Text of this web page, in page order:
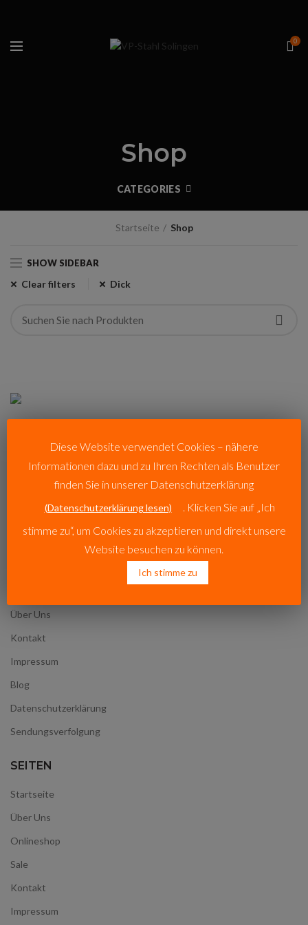
0
Shop
CATEGORIES
Startseite Shop
SHOW SIDEBAR
Clear filters Dick
VP Stahl ist mit einem Erfahrungsschatz von 30 Jahren Ihr Partner
rund um Solinger Messer und Stahlprodukte.
Konrad-Adenauerstr.64, 42651 Solingen
Telefon: +49 (0) 212 22550644
E-Mail: info@vp-stahl-solingen.de
Über Uns
Kontakt
Impressum
Blog
Datenschutzerklärung
Sendungsverfolgung
SEITEN
Startseite
Über Uns
Onlineshop
Sale
Kontakt
Impressum
Diese Website verwendet Cookies – nähere
Informationen dazu und zu Ihren Rechten als Benutzer
finden Sie in unserer Datenschutzerklärung
(Datenschutzerklärung lesen)
. Klicken Sie auf „Ich
stimme zu“, um Cookies zu akzeptieren und direkt unsere
Website besuchen zu können.
Ich stimme zu